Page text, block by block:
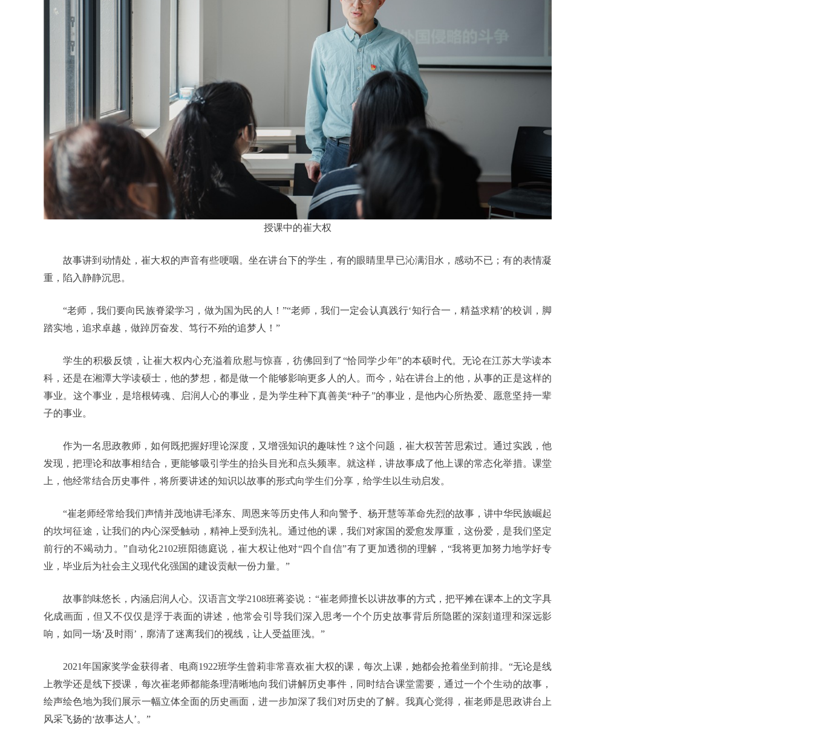
授课中的崔大权
故事讲到动情处，崔大权的声音有些哽咽。坐在讲台下的学生，有的眼睛里早已沁满泪水，感动不已；有的表情凝
重，陷入静静沉思。
“老师，我们要向民族脊梁学习，做为国为民的人！”“老师，我们一定会认真践行‘知行合一，精益求精’的校训，脚
踏实地，追求卓越，做踔厉奋发、笃行不殆的追梦人！”
学生的积极反馈，让崔大权内心充溢着欣慰与惊喜，彷佛回到了“恰同学少年”的本硕时代。无论在江苏大学读本
科，还是在湘潭大学读硕士，他的梦想，都是做一个能够影响更多人的人。而今，站在讲台上的他，从事的正是这样的
事业。这个事业，是培根铸魂、启润人心的事业，是为学生种下真善美“种子”的事业，是他内心所热爱、愿意坚持一辈
子的事业。
作为一名思政教师，如何既把握好理论深度，又增强知识的趣味性？这个问题，崔大权苦苦思索过。通过实践，他
发现，把理论和故事相结合，更能够吸引学生的抬头目光和点头频率。就这样，讲故事成了他上课的常态化举措。课堂
上，他经常结合历史事件，将所要讲述的知识以故事的形式向学生们分享，给学生以生动启发。
“崔老师经常给我们声情并茂地讲毛泽东、周恩来等历史伟人和向警予、杨开慧等革命先烈的故事，讲中华民族崛起
的坎坷征途，让我们的内心深受触动，精神上受到洗礼。通过他的课，我们对家国的爱愈发厚重，这份爱，是我们坚定
前行的不竭动力。”自动化2102班阳德庭说，崔大权让他对“四个自信”有了更加透彻的理解，“我将更加努力地学好专
业，毕业后为社会主义现代化强国的建设贡献一份力量。”
故事韵味悠长，内涵启润人心。汉语言文学2108班蒋姿说：“崔老师擅长以讲故事的方式，把平摊在课本上的文字具
化成画面，但又不仅仅是浮于表面的讲述，他常会引导我们深入思考一个个历史故事背后所隐匿的深刻道理和深远影
响，如同一场‘及时雨’，廓清了迷离我们的视线，让人受益匪浅。”
2021年国家奖学金获得者、电商1922班学生曾莉非常喜欢崔大权的课，每次上课，她都会抢着坐到前排。“无论是线
上教学还是线下授课，每次崔老师都能条理清晰地向我们讲解历史事件，同时结合课堂需要，通过一个个生动的故事，
绘声绘色地为我们展示一幅立体全面的历史画面，进一步加深了我们对历史的了解。我真心觉得，崔老师是思政讲台上
风采飞扬的‘故事达人’。”